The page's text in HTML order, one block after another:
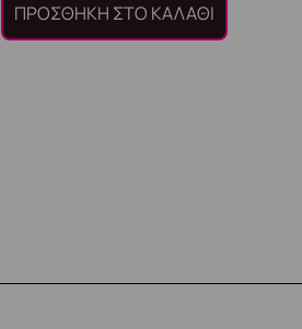
ΠΡΟΣΘΉΚΗ ΣΤΟ ΚΑΛΆΘΙ